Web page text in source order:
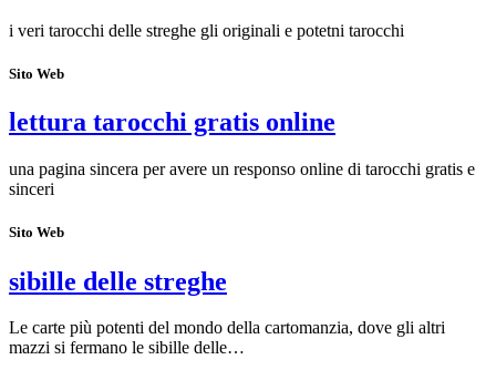
i veri tarocchi delle streghe gli originali e potetni tarocchi
Sito Web
lettura tarocchi gratis online
una pagina sincera per avere un responso online di tarocchi gratis e
sinceri
Sito Web
sibille delle streghe
Le carte più potenti del mondo della cartomanzia, dove gli altri
mazzi si fermano le sibille delle…